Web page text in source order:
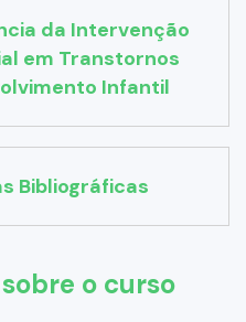
da Intervenção
em Transtornos
Infantil
Bibliográficas
o curso